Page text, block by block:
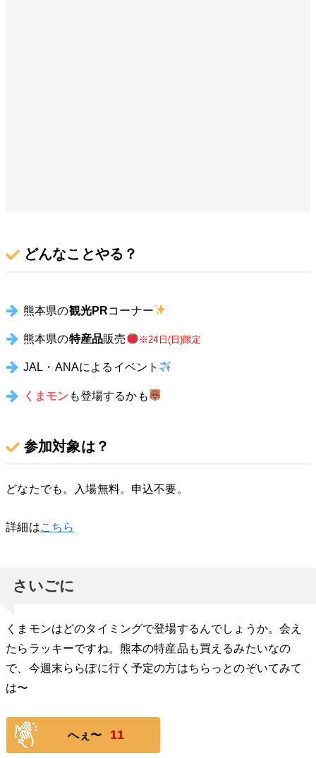
どんなことやる？
熊本県の観光PRコーナー
熊本県の特産品販売 ※24日(日)限定
JAL・ANAによるイベント
くまモン も登場するかも
参加対象は？
どなたでも。入場無料。申込不要。
詳細はこちら
さいごに
くまモンはどのタイミングで登場するんでしょうか。会え
たらラッキーですね。熊本の特産品も買えるみたいなの
で、今週末ららぽに行く予定の方はちらっとのぞいてみて
は〜
へぇ〜 11